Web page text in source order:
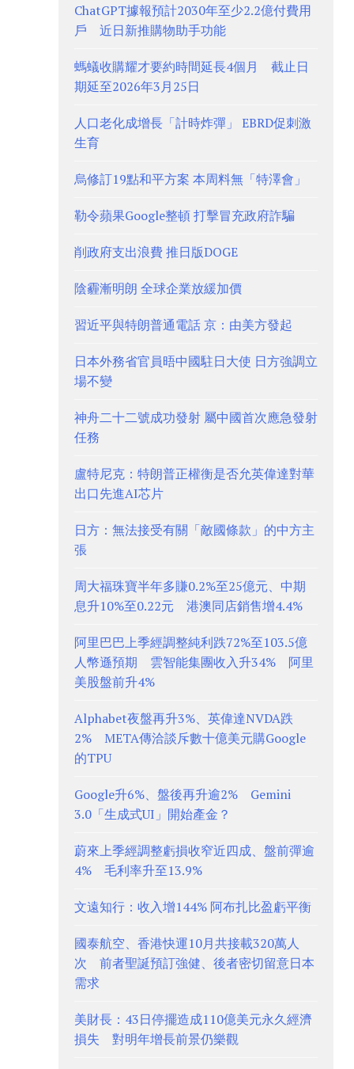
ChatGPT據報預計2030年至少2.2億付費用
戶 近日新推購物助手功能
螞蟻收購耀才要約時間延長4個月 截止日
期延至2026年3月25日
人口老化成增長「計時炸彈」 EBRD促刺激
生育
烏修訂19點和平方案 本周料無「特澤會」
勒令蘋果Google整頓 打擊冒充政府詐騙
削政府支出浪費 推日版DOGE
陰霾漸明朗 全球企業放緩加價
習近平與特朗普通電話 京：由美方發起
日本外務省官員晤中國駐日大使 日方強調立
場不變
神舟二十二號成功發射 屬中國首次應急發射
任務
盧特尼克：特朗普正權衡是否允英偉達對華
出口先進AI芯片
日方：無法接受有關「敵國條款」的中方主
張
周大福珠寶半年多賺0.2%至25億元、中期
息升10%至0.22元 港澳同店銷售增4.4%
阿里巴巴上季經調整純利跌72%至103.5億
人幣遜預期 雲智能集團收入升34% 阿里
美股盤前升4%
Alphabet夜盤再升3%、英偉達NVDA跌
2% META傳洽談斥數十億美元購Google
的TPU
Google升6%、盤後再升逾2% Gemini
3.0「生成式UI」開始產金？
蔚來上季經調整虧損收窄近四成、盤前彈逾
4% 毛利率升至13.9%
文遠知行：收入增144% 阿布扎比盈虧平衡
國泰航空、香港快運10月共接載320萬人
次 前者聖誕預訂強健、後者密切留意日本
需求
美財長：43日停擺造成110億美元永久經濟
損失 對明年增長前景仍樂觀